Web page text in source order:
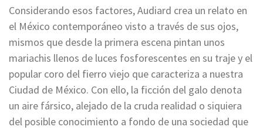
Considerando esos factores, Audiard crea un relato en
el México contemporáneo visto a través de sus ojos,
mismos que desde la primera escena pintan unos
mariachis llenos de luces fosforescentes en su traje y el
popular coro del fierro viejo que caracteriza a nuestra
Ciudad de México. Con ello, la ficción del galo denota
un aire fársico, alejado de la cruda realidad o siquiera
del posible conocimiento a fondo de una sociedad que